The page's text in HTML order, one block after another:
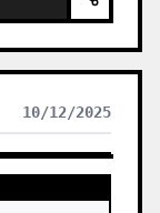
10/12/2025